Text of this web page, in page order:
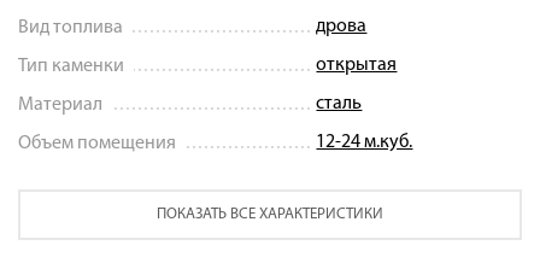
Вид топлива дрова
Тип каменки открытая
Материал сталь
Объем помещения 12-24 м.куб.
ПОКАЗАТЬ ВСЕ ХАРАКТЕРИСТИКИ